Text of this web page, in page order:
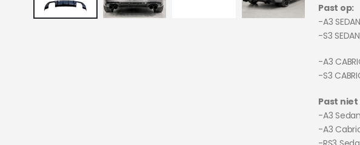
Past op:
-A3
-S3
-A3
-S3
Past niet
-A3
-A3